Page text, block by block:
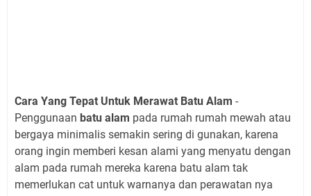
Cara Yang Tepat Untuk Merawat Batu Alam -
Penggunaan batu alam pada rumah rumah mewah atau
bergaya minimalis semakin sering di gunakan, karena
orang ingin memberi kesan alami yang menyatu dengan
alam pada rumah mereka karena batu alam tak
memerlukan cat untuk warnanya dan perawatan nya